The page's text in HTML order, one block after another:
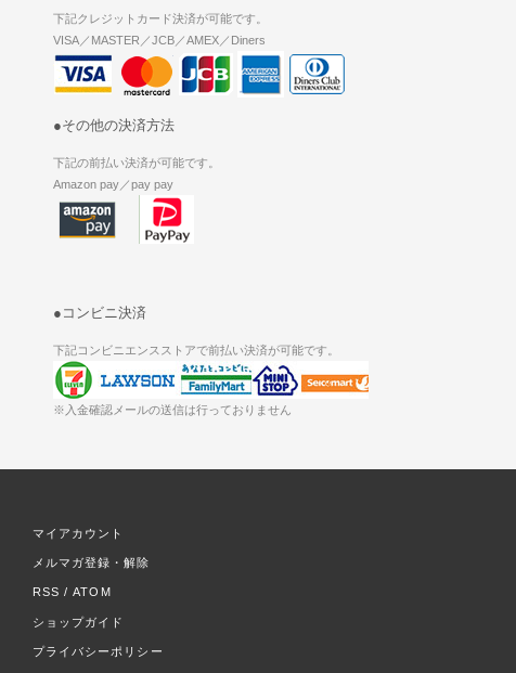
下記クレジットカード決済が可能です。
VISA／MASTER／JCB／AMEX／Diners
●その他の決済方法
下記の前払い決済が可能です。
Amazon pay／pay pay
●コンビニ決済
下記コンビニエンスストアで前払い決済が可能です。
※入金確認メールの送信は行っておりません
マイアカウント
メルマガ登録・解除
RSS /ATOM
ショップガイド
プライバシーポリシー